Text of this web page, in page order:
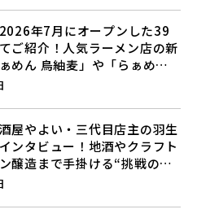
2026年7月にオープンした39
ご紹介！人気ラーメン店の新
めん 鳥紬麦」や「らぁめん
など盛りだくさん♪
屋やよい・三代目店主の羽生
ンタビュー！地酒やクラフト
醸造まで手掛ける“挑戦の歴